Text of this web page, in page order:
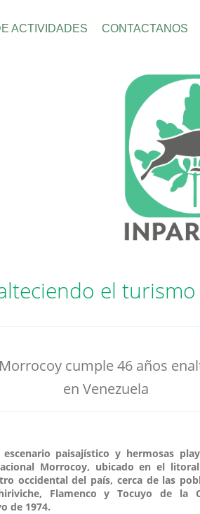
ACTIVIDADES CONTACTANOS
el turismo
cumple 46 años
en Venezuela
paisajístico y hermosas
Morrocoy, ubicado en el
occidental del país, cerca de las
Flamenco y Tocuyo de la
de 1974.